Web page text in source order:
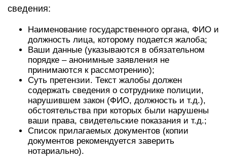
сведения:
Наименование государственного органа, ФИО и
должность лица, которому подается жалоба;
Ваши данные (указываются в обязательном
порядке – анонимные заявления не
принимаются к рассмотрению);
Суть претензии. Текст жалобы должен
содержать сведения о сотруднике полиции,
нарушившем закон (ФИО, должность и т.д.),
обстоятельства при которых были нарушены
ваши права, свидетельские показания и т.д.;
Список прилагаемых документов (копии
документов рекомендуется заверить
нотариально).